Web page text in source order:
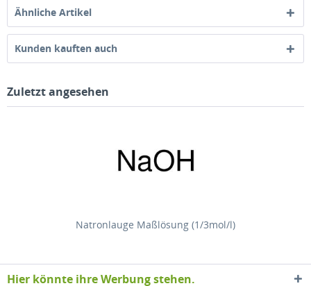
Ähnliche Artikel
Kunden kauften auch
Zuletzt angesehen
Natronlauge Maßlösung (1/3mol/l)
Hier könnte ihre Werbung stehen.